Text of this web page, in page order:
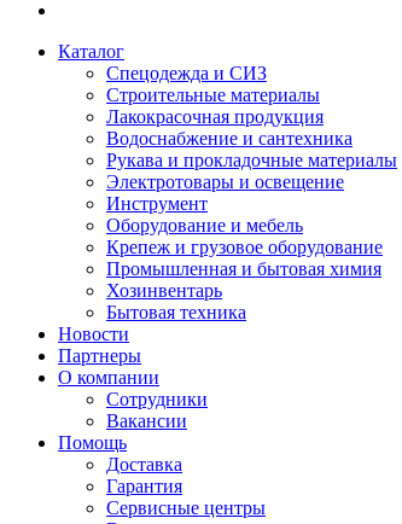
Каталог
Спецодежда и СИЗ
Строительные материалы
Лакокрасочная продукция
Водоснабжение и сантехника
Рукава и прокладочные материалы
Электротовары и освещение
Инструмент
Оборудование и мебель
Крепеж и грузовое оборудование
Промышленная и бытовая химия
Хозинвентарь
Бытовая техника
Новости
Партнеры
О компании
Сотрудники
Вакансии
Помощь
Доставка
Гарантия
Сервисные центры